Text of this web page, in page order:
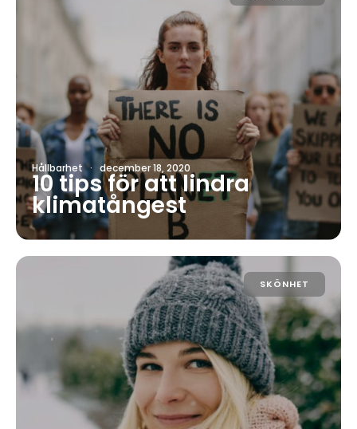
Hållbarhet · december 18, 2020
10 tips för att lindra
klimatångest
SKÖNHET